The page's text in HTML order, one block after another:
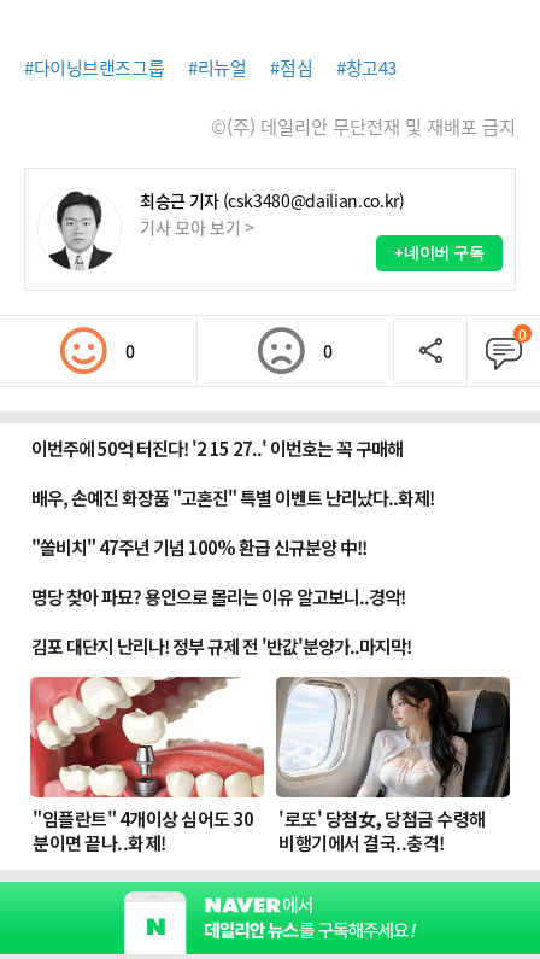
#다이닝브랜즈그룹 #리뉴얼 #점심 #창고43
©(주) 데일리안 무단전재 및 재배포 금지
최승근 기자 (csk3480@dailian.co.kr)
기사 모아 보기 >
+네이버 구독
0 0
0